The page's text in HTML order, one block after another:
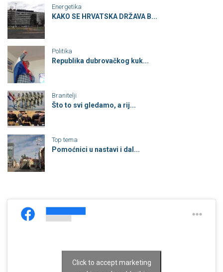
Energetika
KAKO SE HRVATSKA DRŽAVA B...
Politika
Republika dubrovačkog kuk...
Branitelji
Što to svi gledamo, a rij...
Top tema
Pomoćnici u nastavi i dal...
Click to accept marketing